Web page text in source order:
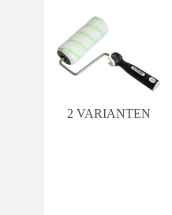
2 VARIANTEN